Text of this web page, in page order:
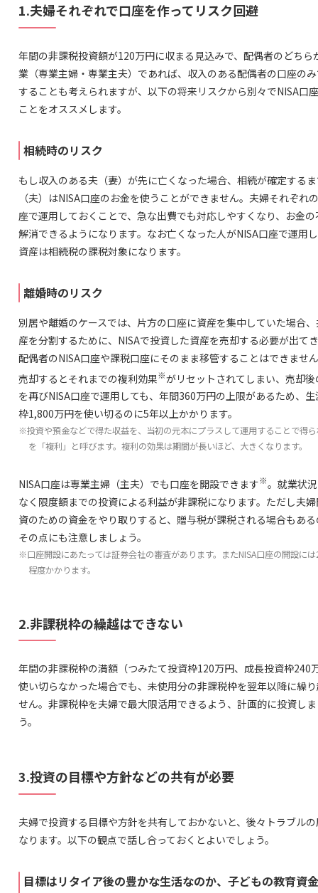
1.夫婦それぞれで口座を作ってリスク回避
年間の非課税投資額が120万円に収まる見込みで、配偶者のどちら
業（専業主婦・専業主夫）であれば、収入のある配偶者の口座の
することも考えられますが、以下の将来リスクから別々でNISA口
ことをオススメします。
相続時のリスク
もし収入のある夫（妻）が先に亡くなった場合、相続が確定する
（夫）はNISA口座のお金を使うことができません。夫婦それぞれ
座で運用しておくことで、急な出費でも対応しやすくなり、お金
解消できるようになります。なお亡くなった人がNISA口座で運用
資産は相続税の課税対象になります。
離婚時のリスク
別居や離婚のケースでは、片方の口座に資産を集中していた場合
産を分割するために、NISAで投資した資産を売却する必要が出て
配偶者のNISA口座や課税口座にそのまま移管することはできませ
売却するとそれまでの複利効果※がリセットされてしまい、売却
を再びNISA口座で運用しても、年間360万円の上限があるため、
枠1,800万円を使い切るのに5年以上かかります。
※投資や預金などで得た収益を、当初の元本にプラスして運用することで得
を「複利」と呼びます。複利の効果は期間が長いほど、大きくなります。
NISA口座は専業主婦（主夫）でも口座を開設できます※。就業状
なく限度額までの投資による利益が非課税になります。ただし夫
資のための資金をやり取りすると、贈与税が課税される場合もあ
その点にも注意しましょう。
※口座開設にあたっては証券会社の審査があります。またNISA口座の開設に
程度かかります。
2.非課税枠の繰越はできない
年間の非課税枠の満額（つみたて投資枠120万円、成長投資枠240
使い切らなかった場合でも、未使用分の非課税枠を翌年以降に繰
せん。非課税枠を夫婦で最大限活用できるよう、計画的に投資し
う。
3.投資の目標や方針などの共有が必要
夫婦で投資する目標や方針を共有しておかないと、後々トラブル
なります。以下の観点で話し合っておくとよいでしょう。
目標はリタイア後の豊かな生活なのか、子どもの教育資